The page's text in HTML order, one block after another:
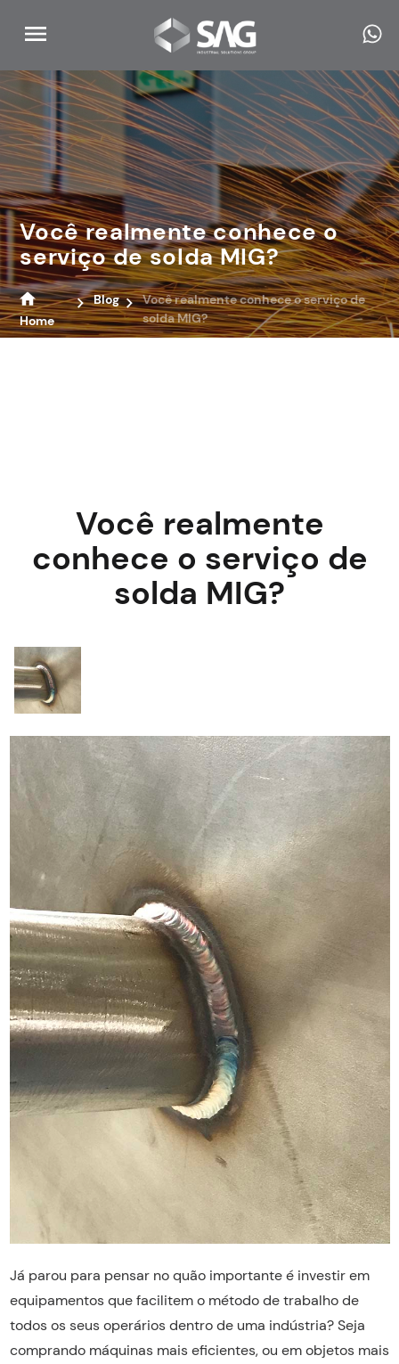
Você realmente conhece o
serviço de solda MIG?
Home
Blog
Você realmente conhece o serviço de
solda MIG?
Você realmente
conhece o serviço de
solda MIG?
Já parou para pensar no quão importante é investir em
equipamentos que facilitem o método de trabalho de
todos os seus operários dentro de uma indústria? Seja
comprando máquinas mais eficientes, ou em objetos mais